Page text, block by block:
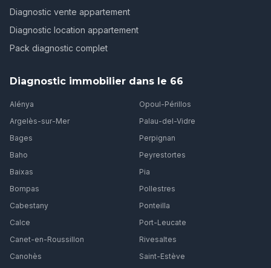
Diagnostic vente appartement
Diagnostic location appartement
Pack diagnostic complet
Diagnostic immobilier dans le 66
Alénya
Argelès-sur-Mer
Bages
Baho
Baixas
Bompas
Cabestany
Calce
Canet-en-Roussillon
Canohès
Opoul-Périllos
Palau-del-Vidre
Perpignan
Peyrestortes
Pia
Pollestres
Ponteilla
Port-Leucate
Rivesaltes
Saint-Estève